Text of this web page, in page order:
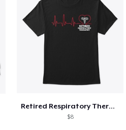
Retired Respiratory Therapist Heartbeat
$8